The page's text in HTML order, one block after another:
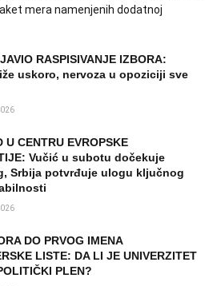
mera namenjenih dodatnoj
RASPISIVANJE IZBORA:
uskoro, nervoza u opoziciji sve
U CENTRU EVROPSKE
Vučić u subotu dočekuje
Srbija potvrđuje ulogu ključnog
DO PRVOG IMENA
LISTE: DA LI JE UNIVERZITET
PLEN?